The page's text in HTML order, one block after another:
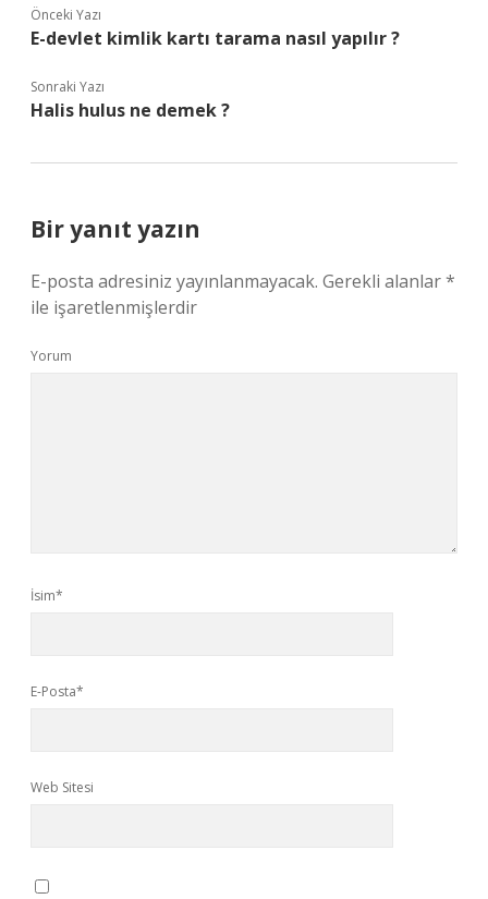
Önceki Yazı
E-devlet kimlik kartı tarama nasıl yapılır ?
Sonraki Yazı
Halis hulus ne demek ?
Bir yanıt yazın
E-posta adresiniz yayınlanmayacak. Gerekli alanlar*
ile işaretlenmişlerdir
Yorum
İsim*
E-Posta*
Web Sitesi